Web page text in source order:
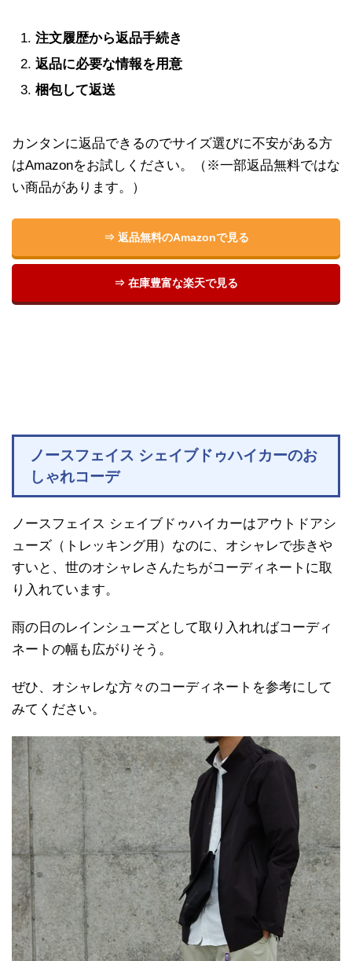
注文履歴から返品手続き
返品に必要な情報を用意
梱包して返送
カンタンに返品できるのでサイズ選びに不安がある方
はAmazonをお試しください。（※一部返品無料ではな
い商品があります。）
⇒ 返品無料のAmazonで見る
⇒ 在庫豊富な楽天で見る
ノースフェイス シェイブドゥハイカーのお
しゃれコーデ
ノースフェイス シェイブドゥハイカーはアウトドアシ
ューズ（トレッキング用）なのに、オシャレで歩きや
すいと、世のオシャレさんたちがコーディネートに取
り入れています。
雨の日のレインシューズとして取り入れればコーディ
ネートの幅も広がりそう。
ぜひ、オシャレな方々のコーディネートを参考にして
みてください。